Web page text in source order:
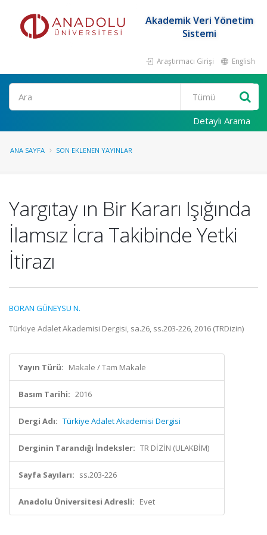
Akademik Veri Yönetim
Sistemi
Araştırmacı Girişi English
Ara
Detaylı Arama
ANA SAYFA SON EKLENEN YAYINLAR
Yargıtay ın Bir Kararı Işığında
İlamsız İcra Takibinde Yetki
İtirazı
BORAN GÜNEYSU N.
Türkiye Adalet Akademisi Dergisi, sa.26, ss.203-226, 2016 (TRDizin)
Yayın Türü: Makale / Tam Makale
Basım Tarihi: 2016
Dergi Adı: Türkiye Adalet Akademisi Dergisi
Derginin Tarandığı İndeksler: TR DİZİN (ULAKBİM)
Sayfa Sayıları: ss.203-226
Anadolu Üniversitesi Adresli: Evet